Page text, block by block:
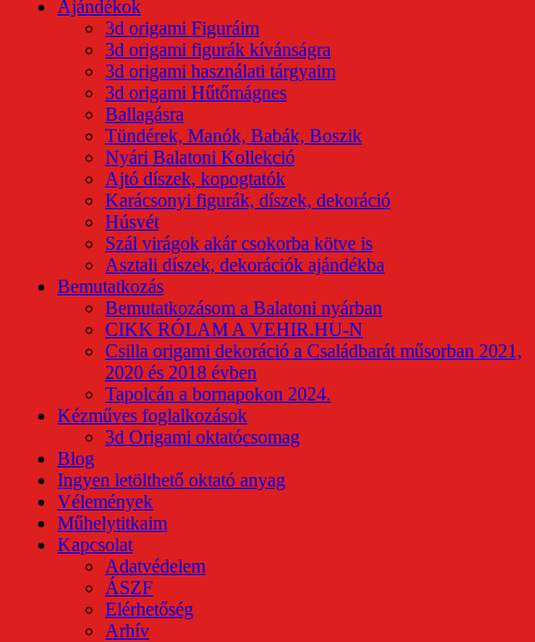
Ajándékok
3d origami Figuráim
3d origami figurák kívánságra
3d origami használati tárgyaim
3d origami Hűtőmágnes
Ballagásra
Tündérek, Manók, Babák, Boszik
Nyári Balatoni Kollekció
Ajtó díszek, kopogtatók
Karácsonyi figurák, díszek, dekoráció
Húsvét
Szál virágok akár csokorba kötve is
Asztali díszek, dekorációk ajándékba
Bemutatkozás
Bemutatkozásom a Balatoni nyárban
CIKK RÓLAM A VEHIR.HU-N
Csilla origami dekoráció a Családbarát műsorban 2021,
2020 és 2018 évben
Tapolcán a bornapokon 2024.
Kézműves foglalkozások
3d Origami oktatócsomag
Blog
Ingyen letölthető oktató anyag
Vélemények
Műhelytitkaim
Kapcsolat
Adatvédelem
ÁSZF
Elérhetőség
Arhív